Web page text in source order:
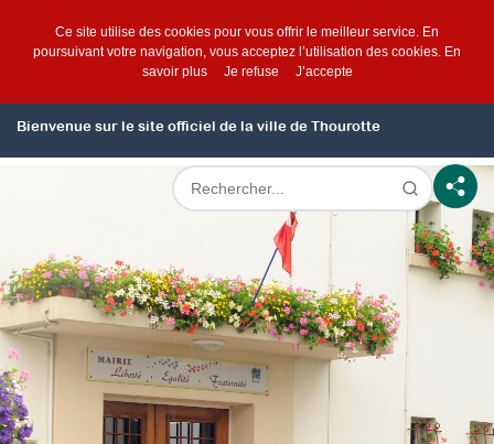
Bienvenue sur le site officiel de la ville de Thourotte
Ce site utilise des cookies pour vous offrir le meilleur service. En
poursuivant votre navigation, vous acceptez l’utilisation des cookies. En
savoir plus
Je refuse J’accepte